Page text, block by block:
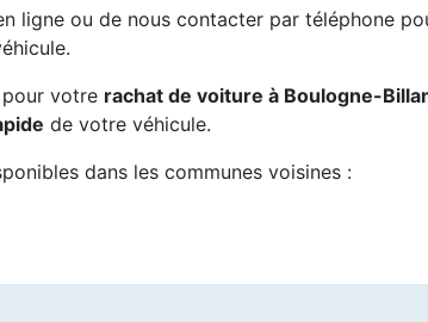
ligne ou de nous contacter par téléphone
pour votre rachat de voiture à Boulogne-
de votre véhicule.
dans les communes voisines :